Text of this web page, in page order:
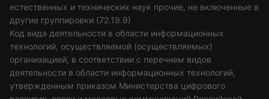
естественных и технических наук прочие, не включенные в
другие группировки (72.19.9)
Код вида деятельности в области информационных
технологий, осуществляемой (осуществляемых)
организацией, в соответствии с перечнем видов
деятельности в области информационных технологий,
утвержденным приказом Министерства цифрового